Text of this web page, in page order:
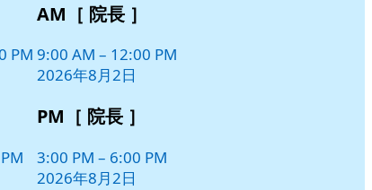
PM
月
日
イ
ン
ト)
AM［ 院長 ］
9:00 AM – 12:00 PM
2026年8月2日
PM［ 院長 ］
3:00 PM – 6:00 PM
2026年8月2日